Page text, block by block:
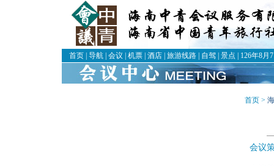
首页 导航 会议 机票 酒店 旅游线路 自驾 景点 126年8月
首页 >
会议